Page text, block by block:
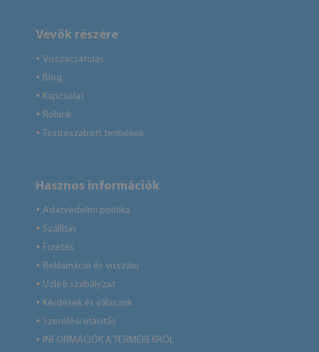
Vevők részére
● Visszacsatolás
● Blog
● Kapcsolat
● Rólunk
● Testreszabott termékek
Hasznos információk
● Adatvédelmi politika
● Szállítás
● Fizetés
● Reklamáció és visszáru
● Üzleti szabályzat
● Kérdések és válaszok
● Szerelési utasítás
● INFORMÁCIÓK A TERMÉKEKRŐL